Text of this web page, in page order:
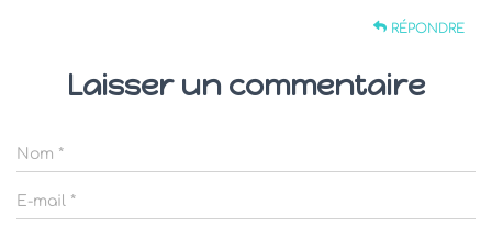
RÉPONDRE
Laisser un commentaire
Nom *
E-mail *